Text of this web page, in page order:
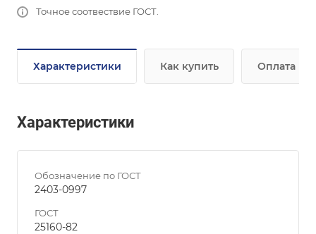
Точное соотвествие ГОСТ.
Характеристики Как купить Оплата
Характеристики
Обозначение по ГОСТ
2403-0997
ГОСТ
25160-82